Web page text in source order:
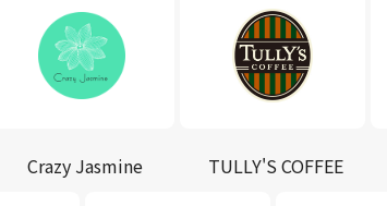
Crazy Jasmine TULLY'S COFFEE